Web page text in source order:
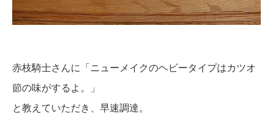
赤枝騎士さんに「ニューメイクのヘビータイプはカツオ
節の味がするよ。」
と教えていただき、早速調達。